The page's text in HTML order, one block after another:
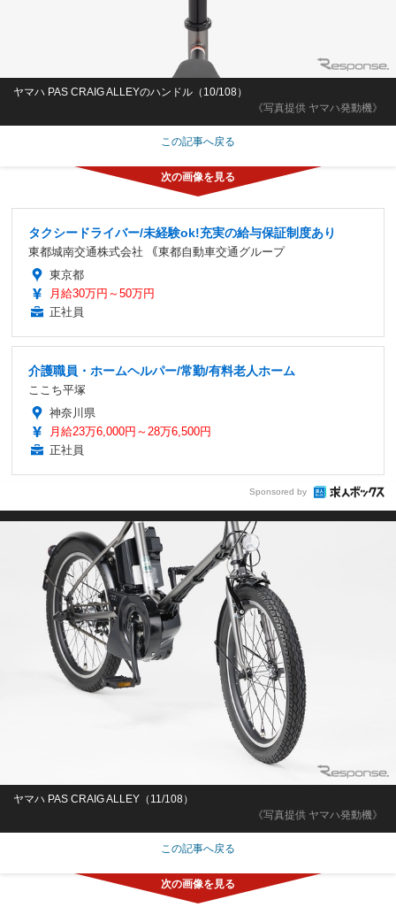
《写真提供 ヤマハ発動機》
ヤマハ PAS CRAIG ALLEYのハンドル（10/108）
この記事へ戻る
タクシードライバー/未経験ok!充実の給与保証制度あり
東都城南交通株式会社 ｟東都自動車交通グループ
東京都
月給30万円～50万円
正社員
介護職員・ホームヘルパー/常勤/有料老人ホーム
ここち平塚
神奈川県
月給23万6,000円～28万6,500円
正社員
Sponsored by
《写真提供 ヤマハ発動機》
ヤマハ PAS CRAIG ALLEY（11/108）
この記事へ戻る